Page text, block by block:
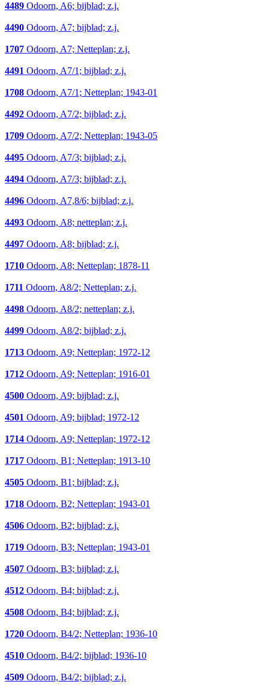
4489 Odoorn, A6; bijblad; z.j.
4490 Odoorn, A7; bijblad; z.j.
1707 Odoorn, A7; Netteplan; z.j.
4491 Odoorn, A7/1; bijblad; z.j.
1708 Odoorn, A7/1; Netteplan; 1943-01
4492 Odoorn, A7/2; bijblad; z.j.
1709 Odoorn, A7/2; Netteplan; 1943-05
4495 Odoorn, A7/3; bijblad; z.j.
4494 Odoorn, A7/3; bijblad; z.j.
4496 Odoorn, A7,8/6; bijblad; z.j.
4493 Odoorn, A8; netteplan; z.j.
4497 Odoorn, A8; bijblad; z.j.
1710 Odoorn, A8; Netteplan; 1878-11
1711 Odoorn, A8/2; Netteplan; z.j.
4498 Odoorn, A8/2; netteplan; z.j.
4499 Odoorn, A8/2; bijblad; z.j.
1713 Odoorn, A9; Netteplan; 1972-12
1712 Odoorn, A9; Netteplan; 1916-01
4500 Odoorn, A9; bijblad; z.j.
4501 Odoorn, A9; bijblad; 1972-12
1714 Odoorn, A9; Netteplan; 1972-12
1717 Odoorn, B1; Netteplan; 1913-10
4505 Odoorn, B1; bijblad; z.j.
1718 Odoorn, B2; Netteplan; 1943-01
4506 Odoorn, B2; bijblad; z.j.
1719 Odoorn, B3; Netteplan; 1943-01
4507 Odoorn, B3; bijblad; z.j.
4512 Odoorn, B4; bijblad; z.j.
4508 Odoorn, B4; bijblad; z.j.
1720 Odoorn, B4/2; Netteplan; 1936-10
4510 Odoorn, B4/2; bijblad; 1936-10
4509 Odoorn, B4/2; bijblad; z.j.